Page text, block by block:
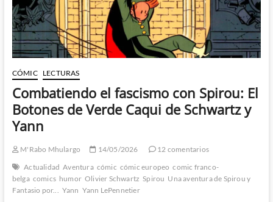
CÓMIC LECTURAS
Combatiendo el fascismo con Spirou: El
Botones de Verde Caqui de Schwartz y
Yann
M'Rabo Mhulargo 14/05/2026
12 comentarios
Actualidad Aventura cómic cómic europeo comic franco-
belga comics humor Olivier Schwartz Spirou Una aventura de Spirou y
Fantasio por...
Yann Yann LePennetier